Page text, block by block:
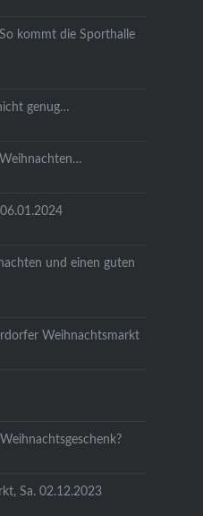
kommt die Sporthalle
genug…
und einen guten
Weihnachtsmarkt
Sa. 02.12.2023